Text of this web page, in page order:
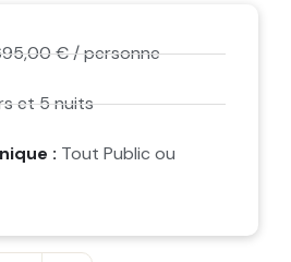
€/ personne
et 5 nuits
: Tout Public ou